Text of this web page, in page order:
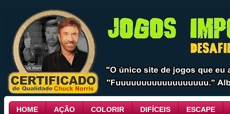
HOME AÇÃO COLORIR DIFÍCEIS ESCAPE